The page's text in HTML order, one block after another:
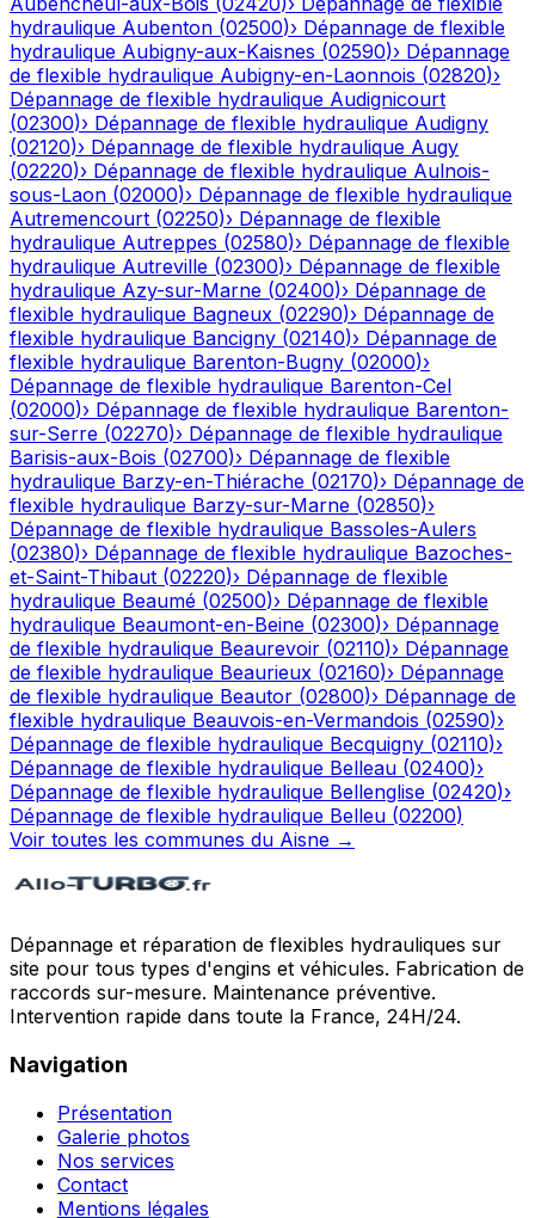
hydraulique Aubenton (02500)› Dépannage de flexible
hydraulique Aubigny-aux-Kaisnes (02590)› Dépannage
de flexible hydraulique Aubigny-en-Laonnois (02820)›
Dépannage de flexible hydraulique Audignicourt
(02300)› Dépannage de flexible hydraulique Audigny
(02120)› Dépannage de flexible hydraulique Augy
(02220)› Dépannage de flexible hydraulique Aulnois-
sous-Laon (02000)› Dépannage de flexible hydraulique
Autremencourt (02250)› Dépannage de flexible
hydraulique Autreppes (02580)› Dépannage de flexible
hydraulique Autreville (02300)› Dépannage de flexible
hydraulique Azy-sur-Marne (02400)› Dépannage de
flexible hydraulique Bagneux (02290)› Dépannage de
flexible hydraulique Bancigny (02140)› Dépannage de
flexible hydraulique Barenton-Bugny (02000)›
Dépannage de flexible hydraulique Barenton-Cel
(02000)› Dépannage de flexible hydraulique Barenton-
sur-Serre (02270)› Dépannage de flexible hydraulique
Barisis-aux-Bois (02700)› Dépannage de flexible
hydraulique Barzy-en-Thiérache (02170)› Dépannage de
flexible hydraulique Barzy-sur-Marne (02850)›
Dépannage de flexible hydraulique Bassoles-Aulers
(02380)› Dépannage de flexible hydraulique Bazoches-
et-Saint-Thibaut (02220)› Dépannage de flexible
hydraulique Beaumé (02500)› Dépannage de flexible
hydraulique Beaumont-en-Beine (02300)› Dépannage
de flexible hydraulique Beaurevoir (02110)› Dépannage
de flexible hydraulique Beaurieux (02160)› Dépannage
de flexible hydraulique Beautor (02800)› Dépannage de
flexible hydraulique Beauvois-en-Vermandois (02590)›
Dépannage de flexible hydraulique Becquigny (02110)›
Dépannage de flexible hydraulique Belleau (02400)›
Dépannage de flexible hydraulique Bellenglise (02420)›
Dépannage de flexible hydraulique Belleu (02200)
Voir toutes les communes du Aisne →
Dépannage et réparation de flexibles hydrauliques sur
site pour tous types d'engins et véhicules. Fabrication de
raccords sur-mesure. Maintenance préventive.
Intervention rapide dans toute la France, 24H/24.
Navigation
Présentation
Galerie photos
Nos services
Contact
Mentions légales